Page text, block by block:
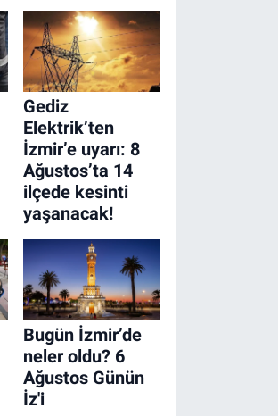
Gediz
Elektrik’ten
İzmir’e uyarı: 8
Ağustos’ta 14
ilçede kesinti
yaşanacak!
Bugün İzmir’de
neler oldu? 6
Ağustos Günün
İz'i